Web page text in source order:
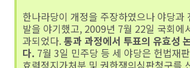
한나라당이 개정을 주장하였으나 야당과
발을 야기했고, 2009년 7월 22일 국회에
과되었다.통과 과정에서 투표의 유효성
다. 7월 3일 민주당 등 세 야당은 헌법재
효력정지가처분 및 권한쟁의심판청구를